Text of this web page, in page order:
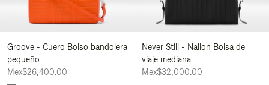
Groove - Cuero Bolso bandolera
pequeño
Mex$26,400.00
Never Still - Nailon Bolsa de
viaje mediana
Mex$32,000.00